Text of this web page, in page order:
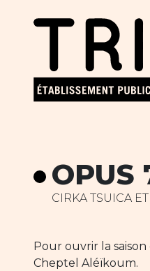
OPUS
CIRKA TSUICA
Pour ouvrir la
Cheptel Aléïkoum.